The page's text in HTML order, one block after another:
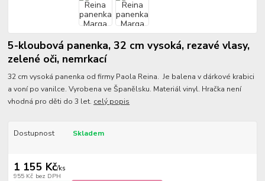
5-kloubová panenka, 32 cm vysoká, rezavé vlasy,
zelené oči, nemrkací
32 cm vysoká panenka od firmy Paola Reina. Je balena v dárkové krabici
a voní po vanilce. Vyrobena ve Španělsku. Materiál vinyl. Hračka není
vhodná pro děti do 3 let. celý popis
Dostupnost Skladem
1 155 Kč/ks
955 Kč bez DPH